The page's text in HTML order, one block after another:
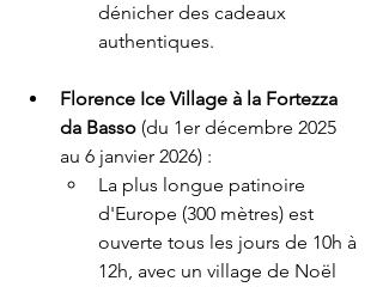
dénicher des cadeaux
authentiques.
Florence Ice Village à la Fortezza
da Basso (du 1er décembre 2025
au 6 janvier 2026) :
La plus longue patinoire
d'Europe (300 mètres) est
ouverte tous les jours de 10h à
12h, avec un village de Noël